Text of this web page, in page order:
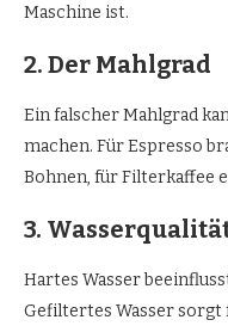
Maschine ist.
2. Der Mahlgrad
Ein falscher Mahlgrad
machen. Für Espresso
Bohnen, für Filterkaffee
3.
Hartes Wasser
Gefiltertes Wasser sorgt